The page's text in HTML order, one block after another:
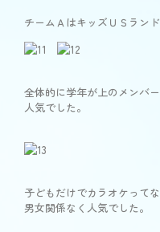
チームＡはキッズＵＳラン
全体的に学年が上のメンバ
人気でした。
子どもだけでカラオケって
男女関係なく人気でした。